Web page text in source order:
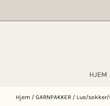
HJEM
Hjem / GARNPAKKER / Lue/